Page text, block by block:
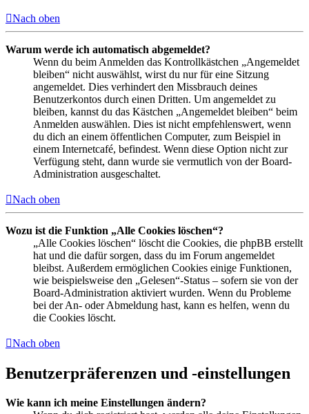
Nach oben
Warum werde ich automatisch abgemeldet?
Wenn du beim Anmelden das Kontrollkästchen „Angemeldet
bleiben“ nicht auswählst, wirst du nur für eine Sitzung
angemeldet. Dies verhindert den Missbrauch deines
Benutzerkontos durch einen Dritten. Um angemeldet zu
bleiben, kannst du das Kästchen „Angemeldet bleiben“ beim
Anmelden auswählen. Dies ist nicht empfehlenswert, wenn
du dich an einem öffentlichen Computer, zum Beispiel in
einem Internetcafé, befindest. Wenn diese Option nicht zur
Verfügung steht, dann wurde sie vermutlich von der Board-
Administration ausgeschaltet.
Nach oben
Wozu ist die Funktion „Alle Cookies löschen“?
„Alle Cookies löschen“ löscht die Cookies, die phpBB erstellt
hat und die dafür sorgen, dass du im Forum angemeldet
bleibst. Außerdem ermöglichen Cookies einige Funktionen,
wie beispielsweise den „Gelesen“-Status – sofern sie von der
Board-Administration aktiviert wurden. Wenn du Probleme
bei der An- oder Abmeldung hast, kann es helfen, wenn du
die Cookies löscht.
Nach oben
Benutzerpräferenzen und -einstellungen
Wie kann ich meine Einstellungen ändern?